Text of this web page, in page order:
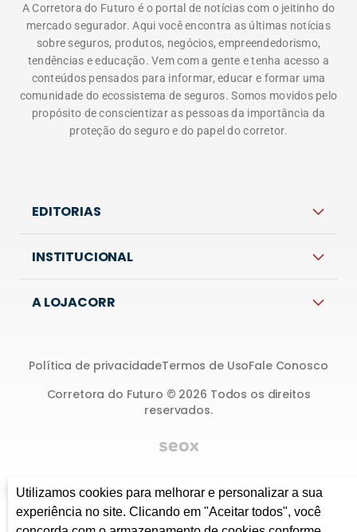
A Corretora do Futuro é o portal de notícias com o jeitinho do
mercado segurador. Aqui você encontra as últimas notícias
sobre seguros, produtos, negócios, empreendedorismo,
tendências e educação. Vem com a gente e tenha acesso a
conteúdos pensados para informar, educar e formar uma
comunidade do ecossistema de seguros. Somos movidos pelo
propósito de conscientizar as pessoas da importância da
proteção do seguro e do papel do corretor.
EDITORIAS
INSTITUCIONAL
A LOJACORR
Corretora do Futuro © 2026 Todos os direitos
reservados.
Política de privacidadeTermos de UsoFale Conosco
Utilizamos cookies para melhorar e personalizar a sua
experiência no site. Clicando em "Aceitar todos", você